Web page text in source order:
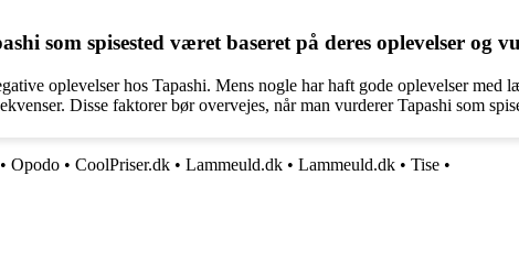
som spisested været baseret på deres oplevelser og
oplevelser hos Tapashi. Mens nogle har haft gode oplevelser
Disse faktorer bør overvejes, når man vurderer Tapashi som
• Opodo • CoolPriser.dk • Lammeuld.dk • Lammeuld.dk • Tise •